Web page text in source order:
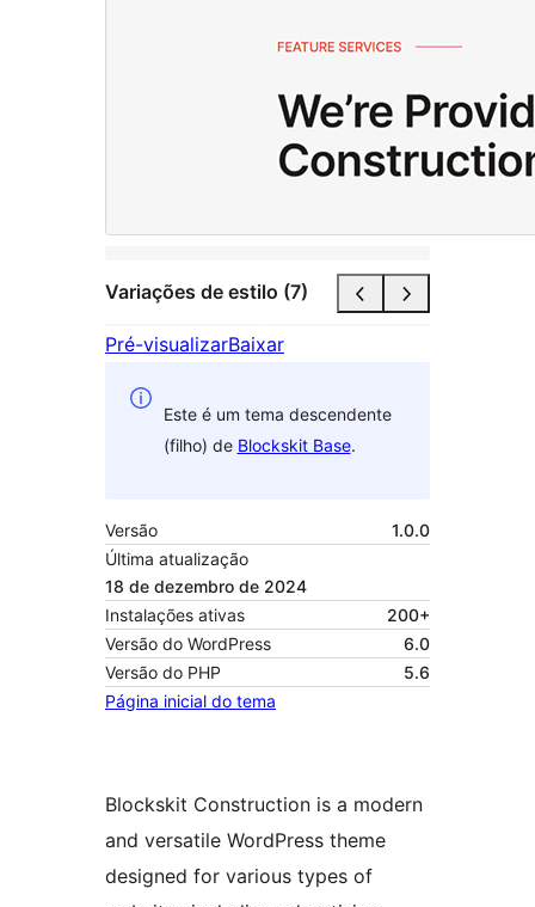
Variações de estilo (7)
Pré-visualizarBaixar
Este é um tema descendente
(filho) de Blockskit Base.
Versão
1.0.0
Última atualização
18 de dezembro de 2024
Instalações ativas
200+
Versão do WordPress
6.0
Versão do PHP
5.6
Página inicial do tema
Blockskit Construction is a modern
and versatile WordPress theme
designed for various types of